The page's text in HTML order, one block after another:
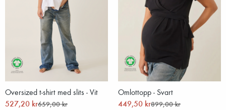
Oversized t-shirt med slits - Vit
527,20 kr659,00 kr
Omlottopp - Svart
449,50 kr899,00 kr